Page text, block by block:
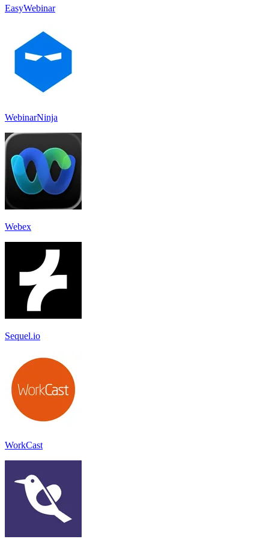
EasyWebinar
WebinarNinja
Webex
Sequel.io
WorkCast